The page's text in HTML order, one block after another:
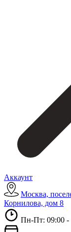
Аккаунт
Москва,
Корнилова, дом 8
Пн-Пт: 09:00 -